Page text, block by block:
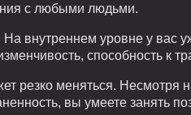
с любыми людьми.
внутреннем уровне у вас
способность к
резко меняться. Несмотря
вы умеете занять